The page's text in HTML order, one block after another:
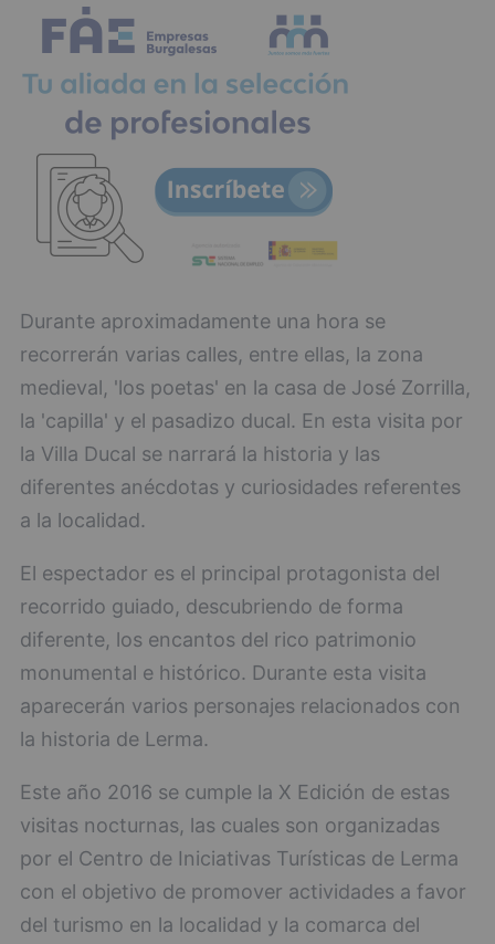
Durante aproximadamente una hora se
recorrerán varias calles, entre ellas, la zona
medieval, 'los poetas' en la casa de José Zorrilla,
la 'capilla' y el pasadizo ducal. En esta visita por
la Villa Ducal se narrará la historia y las
diferentes anécdotas y curiosidades referentes
a la localidad.
El espectador es el principal protagonista del
recorrido guiado, descubriendo de forma
diferente, los encantos del rico patrimonio
monumental e histórico. Durante esta visita
aparecerán varios personajes relacionados con
la historia de Lerma.
Este año 2016 se cumple la X Edición de estas
visitas nocturnas, las cuales son organizadas
por el Centro de Iniciativas Turísticas de Lerma
con el objetivo de promover actividades a favor
del turismo en la localidad y la comarca del